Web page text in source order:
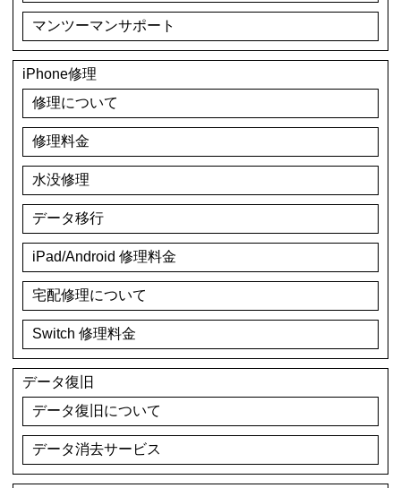
マンツーマンサポート
iPhone修理
修理について
修理料金
水没修理
データ移行
iPad/Android 修理料金
宅配修理について
Switch 修理料金
データ復旧
データ復旧について
データ消去サービス